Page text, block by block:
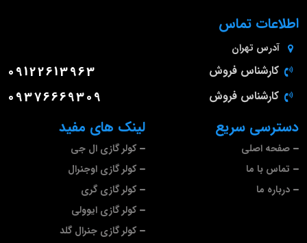
لینک های مفید
کولر گازی ال جی
کولر گازی اوجنرال
کولر گازی گری
کولر گازی ایوولی
کولر گازی جنرال گلد
دسترسی سریع
صفحه اصلی
تماس با ما
درباره ما
اطلاعات تماس
آدرس تهران
کارشناس فروش 09122613963
کارشناس فروش 09376669309